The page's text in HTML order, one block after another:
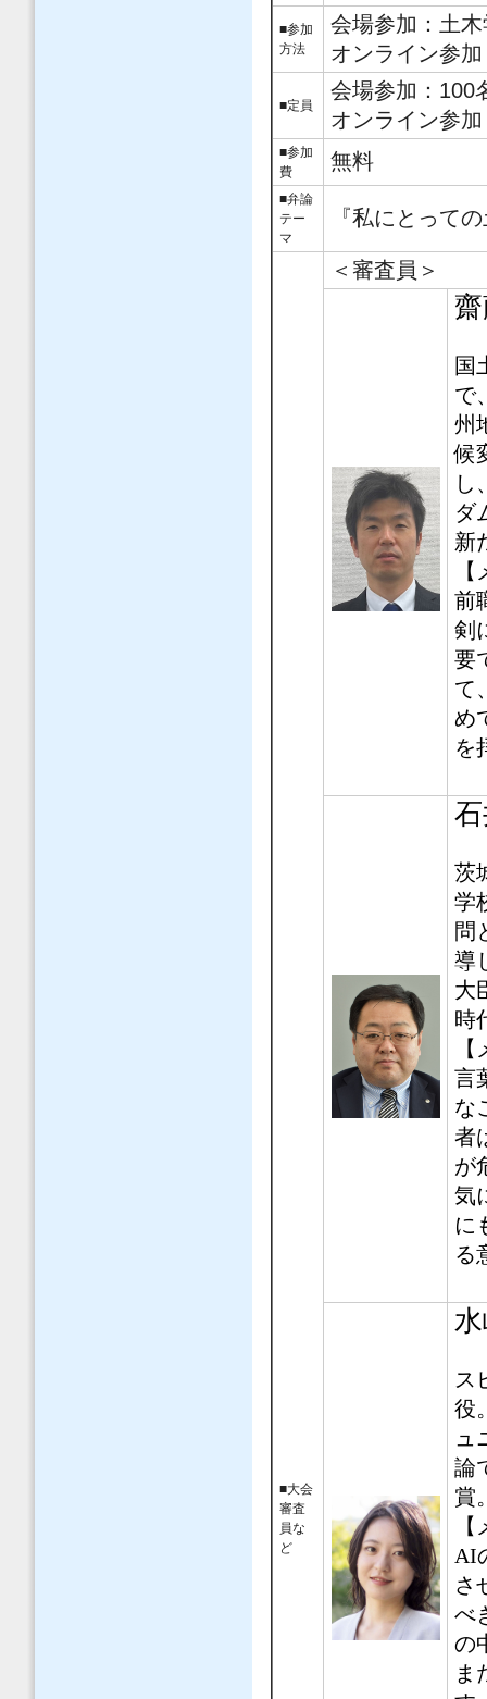
■参加
方法
会場参加：土
オンライン参
■定員
会場参加：100
オンライン参
■参加
費
無料
■弁論
テー
マ
『私にとって
■大会
審査
員な
ど
＜審査員＞
国
で
州
候
し
ダ
新
前
剣
要
て
め
を
茨
学
問
導
大
時
言
な
者
が
気
に
る
ス
役
ュ
論
賞
AI
さ
べ
の
ま